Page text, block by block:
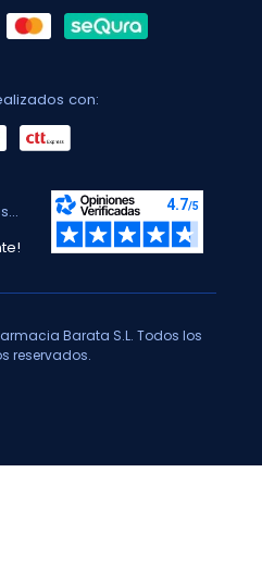
con:
Barata S.L. Todos los
reservados.